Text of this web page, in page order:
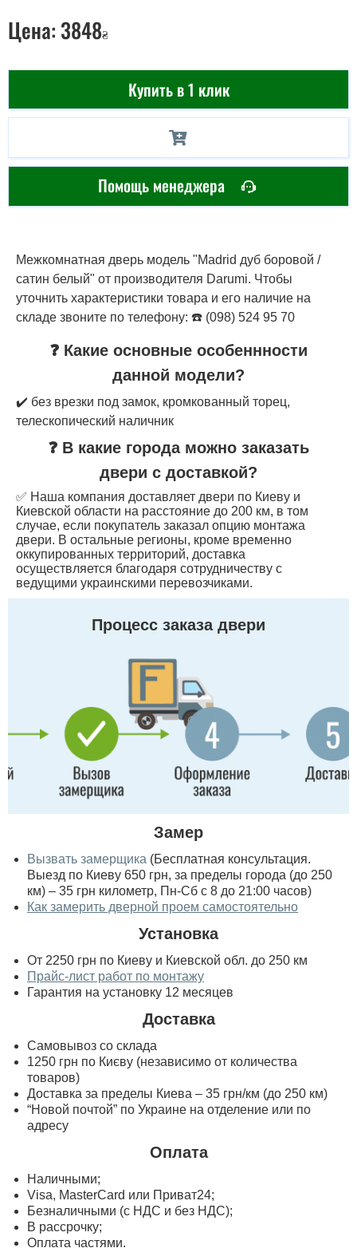
Цена: 3848₴
Купить в 1 клик
Помощь менеджера
Межкомнатная дверь модель "Madrid дуб боровой /
сатин белый" от производителя Darumi. Чтобы
уточнить характеристики товара и его наличие на
складе звоните по телефону: ☎️ (098) 524 95 70
❓ Какие основные особеннности
данной модели?
✔️ без врезки под замок, кромкованный торец,
телескопический наличник
❓ В какие города можно заказать
двери с доставкой?
✅ Наша компания доставляет двери по Киеву и
Киевской области на расстояние до 200 км, в том
случае, если покупатель заказал опцию монтажа
двери. В остальные регионы, кроме временно
оккупированных территорий, доставка
осуществляется благодаря сотрудничеству с
ведущими украинскими перевозчиками.
Процесс заказа двери
Замер
Вызвать замерщика (Бесплатная консультация.
Выезд по Киеву 650 грн, за пределы города (до 250
км) – 35 грн километр, Пн-Сб с 8 до 21:00 часов)
Как замерить дверной проем самостоятельно
Установка
От 2250 грн по Киеву и Киевской обл. до 250 км
Прайс-лист работ по монтажу
Гарантия на установку 12 месяцев
Доставка
Самовывоз со склада
1250 грн по Києву (независимо от количества
товаров)
Доставка за пределы Киева – 35 грн/км (до 250 км)
“Новой почтой” по Украине на отделение или по
адресу
Оплата
Наличными;
Visa, MasterСard или Приват24;
Безналичными (с НДС и без НДС);
В рассрочку;
Оплата частями.